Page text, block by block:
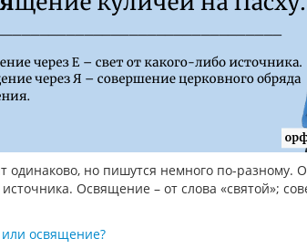
одинаково, но пишутся немного по-разному.
источника. Освящение – от слова «святой»;
освящение?